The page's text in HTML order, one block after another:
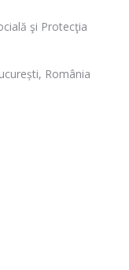
şi Protecţia
România